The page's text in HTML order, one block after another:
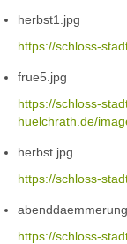
herbst1.jpg
https://schloss-
frue5.jpg
https://schloss-
huelchrath.de/
herbst.jpg
https://schloss-
https://schloss-